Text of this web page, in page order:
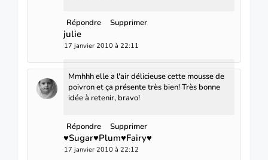
Répondre Supprimer
julie
17 janvier 2010 à 22:11
Mmhhh elle a l'air délicieuse cette mousse de
poivron et ça présente très bien! Très bonne
idée à retenir, bravo!
Répondre Supprimer
♥Sugar♥Plum♥Fairy♥
17 janvier 2010 à 22:12